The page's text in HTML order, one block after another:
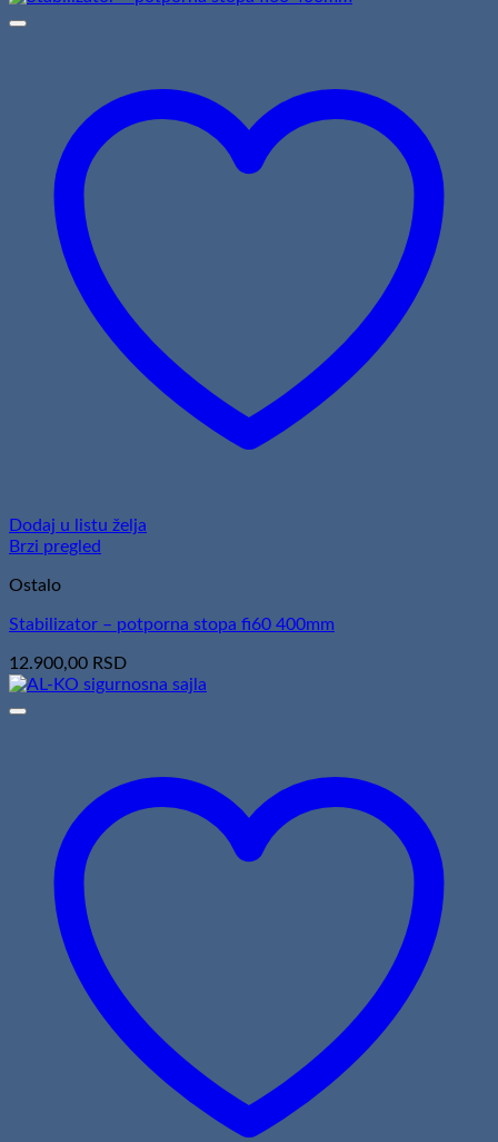
Dodaj u listu želja
Brzi pregled
Ostalo
Stabilizator – potporna stopa fi60 400mm
12.900,00 RSD